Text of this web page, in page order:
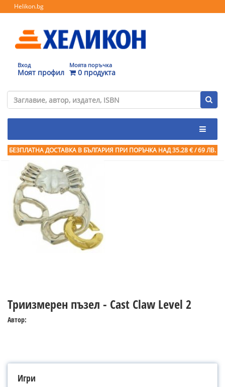
Helikon.bg
Вход
Моят профил
Моята поръчка
0 продукта
БЕЗПЛАТНА ДОСТАВКА В БЪЛГАРИЯ ПРИ ПОРЪЧКА НАД 35.28 € / 69 ЛВ.
Триизмерен пъзел - Cast Claw Level 2
Автор:
Игри